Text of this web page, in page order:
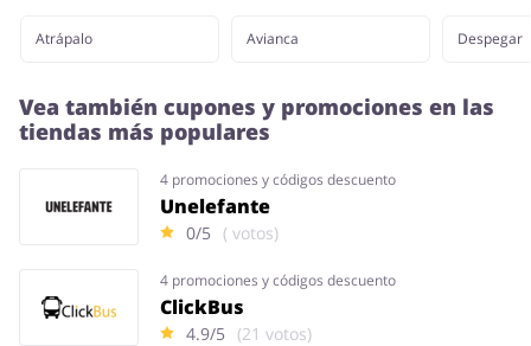
Atrápalo Avianca Despegar
Vea también cupones y promociones en las
tiendas más populares
4 promociones y códigos descuento
Unelefante
0/5 ( votos)
4 promociones y códigos descuento
ClickBus
4.9/5 (21 votos)